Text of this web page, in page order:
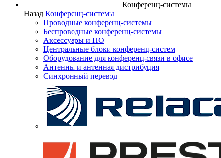
Конференц-системы
Назад Конференц-системы
Проводные конференц-системы
Беспроводные конференц-системы
Аксессуары и ПО
Центральные блоки конференц-систем
Оборудование для конференц-связи в офисе
Антенны и антенная дистрибуция
Синхронный перевод